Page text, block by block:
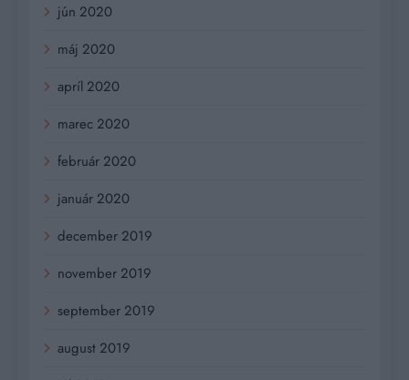
jún 2020
máj 2020
apríl 2020
marec 2020
február 2020
január 2020
december 2019
november 2019
september 2019
august 2019